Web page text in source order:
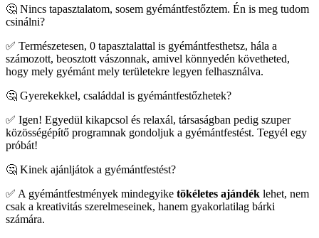
🤔 Nincs tapasztalatom, sosem gyémántfestőztem. Én is meg tudom
csinálni?
✅ Természetesen, 0 tapasztalattal is gyémántfesthetsz, hála a
számozott, beosztott vászonnak, amivel könnyedén követheted,
hogy mely gyémánt mely területekre legyen felhasználva.
🤔 Gyerekekkel, családdal is gyémántfestőzhetek?
✅ Igen! Egyedül kikapcsol és relaxál, társaságban pedig szuper
közösségépítő programnak gondoljuk a gyémántfestést. Tegyél egy
próbát!
🤔 Kinek ajánljátok a gyémántfestést?
✅ A gyémántfestmények mindegyike tökéletes ajándék lehet, nem
csak a kreativitás szerelmeseinek, hanem gyakorlatilag bárki
számára.